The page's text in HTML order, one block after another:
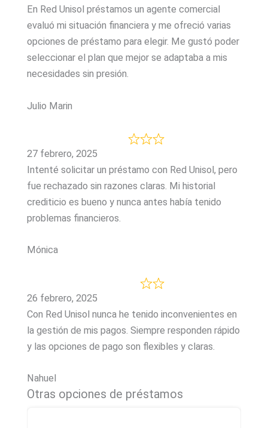
En Red Unisol préstamos un agente comercial
evaluó mi situación financiera y me ofreció varias
opciones de préstamo para elegir. Me gustó poder
seleccionar el plan que mejor se adaptaba a mis
necesidades sin presión.
Julio Marin
27 febrero, 2025
Intenté solicitar un préstamo con Red Unisol, pero
fue rechazado sin razones claras. Mi historial
crediticio es bueno y nunca antes había tenido
problemas financieros.
Mónica
26 febrero, 2025
Con Red Unisol nunca he tenido inconvenientes en
la gestión de mis pagos. Siempre responden rápido
y las opciones de pago son flexibles y claras.
Nahuel
Otras opciones de préstamos